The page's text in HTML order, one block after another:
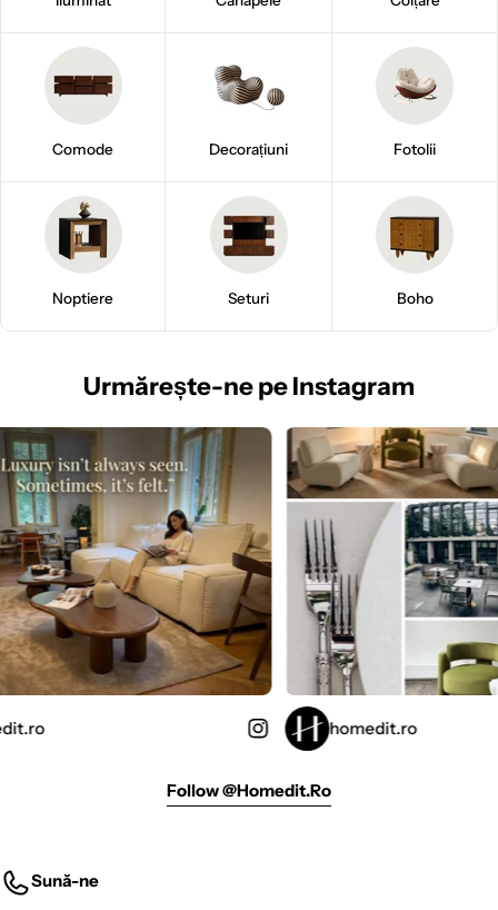
Comode Decorațiuni Fotolii
Noptiere Seturi Boho
Urmărește-ne pe Instagram
homedit.ro
Follow @homedit.ro
Sună-ne